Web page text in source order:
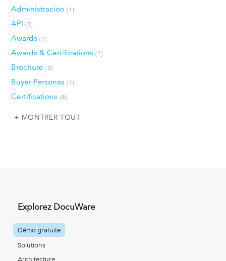
Administración (1)
API (3)
Awards (1)
Awards & Certifications (1)
Brochure (3)
Buyer Personas (1)
Certifications (8)
MONTRER TOUT
Explorez DocuWare
Démo gratuite
Solutions
Architecture